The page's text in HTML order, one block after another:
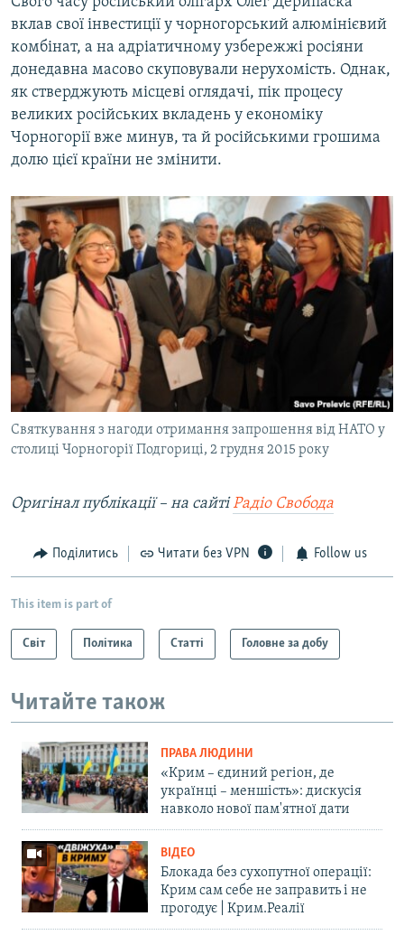
вклав свої інвестиції у чорногорський алюмінієвий
комбінат, а на адріатичному узбережжі росіяни
донедавна масово скуповували нерухомість. Однак,
як стверджують місцеві оглядачі, пік процесу
великих російських вкладень у економіку
Чорногорії вже минув, та й російськими грошима
долю цієї країни не змінити.
Святкування з нагоди отримання запрошення від НАТО у
столиці Чорногорії Подгориці, 2 грудня 2015 року
Оригінал публікації – на сайтіРадіо Свобода
Поділитись Читати без VPN Follow us
This item is part of
Світ Політика Статті Головне за добу
Читайте також
ПРАВА ЛЮДИНИ
«Крим – єдиний регіон, де
українці – меншість»: дискусія
навколо нової пам'ятної дати
ВІДЕО
Блокада без сухопутної операції:
Крим сам себе не заправить і не
прогодує | Крим.Реалії